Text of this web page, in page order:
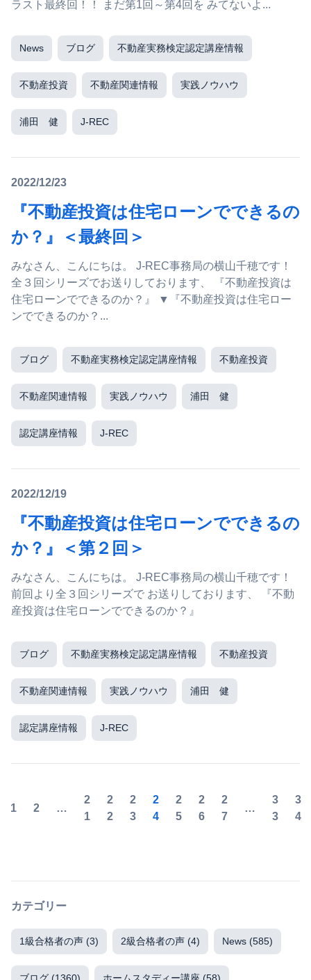
ラスト最終回！！ まだ第1回～第4回を みてないよ...
News ブログ 不動産実務検定認定講座情報
不動産投資 不動産関連情報 実践ノウハウ
浦田 健 J-REC
2022/12/23
『不動産投資は住宅ローンでできるの
か？』＜最終回＞
みなさん、こんにちは。 J-REC事務局の横山千穂です！
全３回シリーズでお送りしております、 『不動産投資は
住宅ローンでできるのか？』 ▼『不動産投資は住宅ロー
ンでできるのか？...
ブログ 不動産実務検定認定講座情報 不動産投資
不動産関連情報 実践ノウハウ 浦田 健
認定講座情報 J-REC
2022/12/19
『不動産投資は住宅ローンでできるの
か？』＜第２回＞
みなさん、こんにちは。 J-REC事務局の横山千穂です！
前回より全３回シリーズで お送りしております、 『不動
産投資は住宅ローンでできるのか？』
ブログ 不動産実務検定認定講座情報 不動産投資
不動産関連情報 実践ノウハウ 浦田 健
認定講座情報 J-REC
1 2 …
2
1
2
2
2
3
2
4
2
5
2
6
2
7
…
3
3
3
4
カテゴリー
1級合格者の声 (3) 2級合格者の声 (4) News (585)